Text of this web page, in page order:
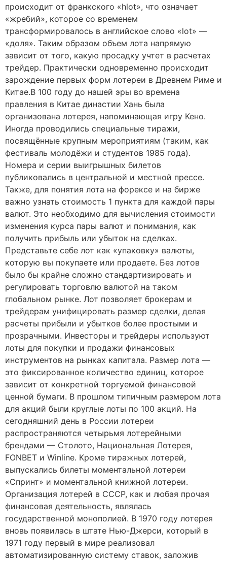
происходит от франкского «hlot», что означает
«жребий», которое со временем
трансформировалось в английское слово «lot» —
«доля». Таким образом объем лота напрямую
зависит от того, какую просадку учтет в расчетах
трейдер. Практически одновременно происходит
зарождение первых форм лотереи в Древнем Риме и
Китае.В 100 году до нашей эры во времена
правления в Китае династии Хань была
организована лотерея, напоминающая игру Кено.
Иногда проводились специальные тиражи,
посвящённые крупным мероприятиям (таким, как
фестиваль молодёжи и студентов 1985 года).
Номера и серии выигрышных билетов
публиковались в центральной и местной прессе.
Также, для понятия лота на форексе и на бирже
важно узнать стоимость 1 пункта для каждой пары
валют. Это необходимо для вычисления стоимости
изменения курса пары валют и понимания, как
получить прибыль или убыток на сделках.
Представьте себе лот как «упаковку» валюты,
которую вы покупаете или продаете. Без лотов
было бы крайне сложно стандартизировать и
регулировать торговлю валютой на таком
глобальном рынке. Лот позволяет брокерам и
трейдерам унифицировать размер сделки, делая
расчеты прибыли и убытков более простыми и
прозрачными. Инвесторы и трейдеры используют
лоты для покупки и продажи финансовых
инструментов на рынках капитала. Размер лота —
это фиксированное количество единиц, которое
зависит от конкретной торгуемой финансовой
ценной бумаги. В прошлом типичным размером лота
для акций были круглые лоты по 100 акций. На
сегодняшний день в России лотереи
распространяются четырьмя лотерейными
брендами — Столото, Национальная Лотерея,
FONBET и Winline. Кроме тиражных лотерей,
выпускались билеты моментальной лотереи
«Спринт» и моментальной книжной лотереи.
Организация лотерей в СССР, как и любая прочая
финансовая деятельность, являлась
государственной монополией. В 1970 году лотерея
вновь появилась в штате Нью-Джерси, который в
1971 году первый в мире реализовал
автоматизированную систему ставок, заложив